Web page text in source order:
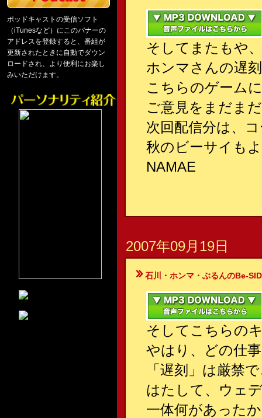
ポッドキャストの受信ソフト
（iTunesなど）にこのバナーの
アドレスを登録すると、番組が
更新されたときに自動でダウン
ロードされ、より便利にお楽し
みいただけます。
そしてまたもや
ホンマさんの遅
こちらのゲーム
ご意見をまだま
次回配信分は、
秋のビーサイも
NAMAE
2007年09月19日
石川・ホンマ・ぶるんのBe-
そしてこちらの
やはり、どの仕
「遅刻」は厳禁
はたして、ウェ
一体何があった